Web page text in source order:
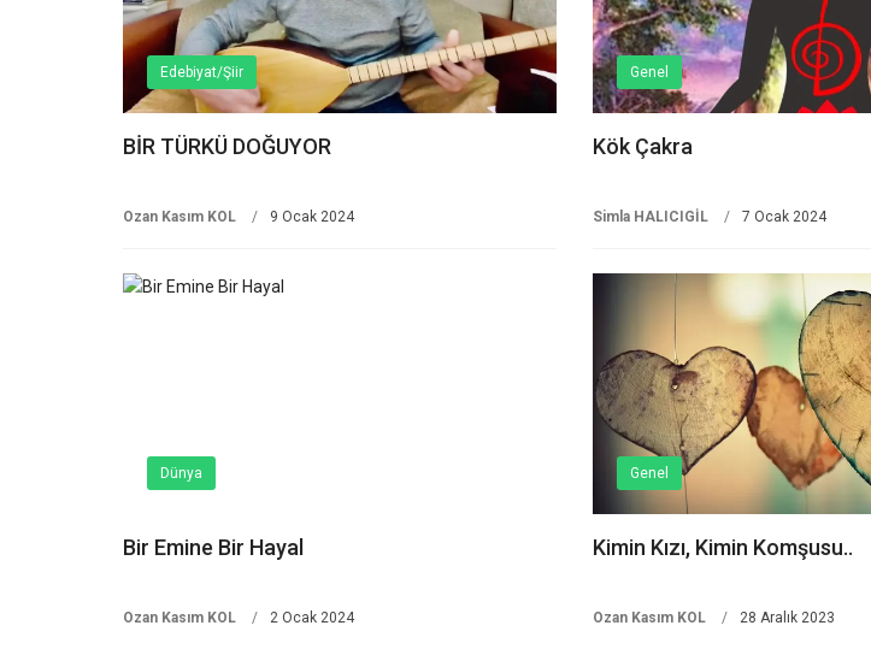
Edebiyat/Şiir
BİR TÜRKÜ DOĞUYOR
Ozan Kasım KOL 9 Ocak 2024
Genel
Kök Çakra
Simla HALICIGİL 7 Ocak 2024
Dünya
Bir Emine Bir Hayal
Ozan Kasım KOL 2 Ocak 2024
Genel
Kimin Kızı, Kimin Komşusu..
Ozan Kasım KOL 28 Aralık 2023